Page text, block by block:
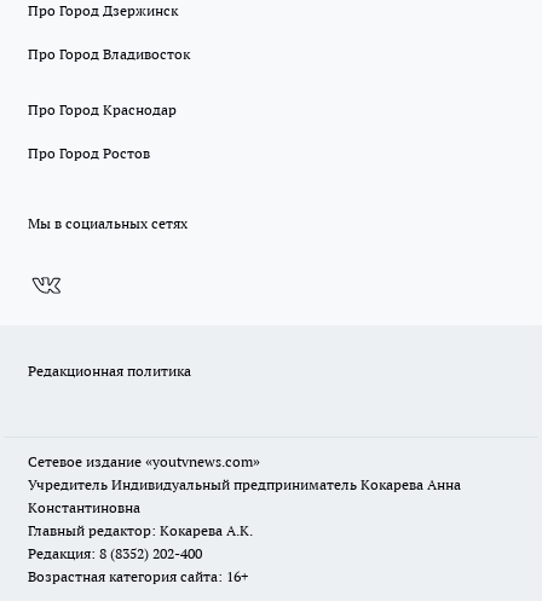
Про Город Дзержинск
Про Город Владивосток
Про Город Краснодар
Про Город Ростов
Мы в социальных сетях
Редакционная политика
Сетевое издание «youtvnews.com»
Учредитель Индивидуальный предприниматель Кокарева Анна
Константиновна
Главный редактор: Кокарева А.К.
Редакция: 8 (8352) 202-400
Возрастная категория сайта: 16+